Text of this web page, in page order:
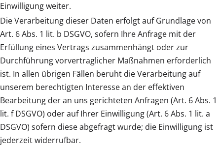
Einwilligung weiter.
Die Verarbeitung dieser Daten erfolgt auf Grundlage von
Art. 6 Abs. 1 lit. b DSGVO, sofern Ihre Anfrage mit der
Erfüllung eines Vertrags zusammenhängt oder zur
Durchführung vorvertraglicher Maßnahmen erforderlich
ist. In allen übrigen Fällen beruht die Verarbeitung auf
unserem berechtigten Interesse an der effektiven
Bearbeitung der an uns gerichteten Anfragen (Art. 6 Abs. 1
lit. f DSGVO) oder auf Ihrer Einwilligung (Art. 6 Abs. 1 lit. a
DSGVO) sofern diese abgefragt wurde; die Einwilligung ist
jederzeit widerrufbar.